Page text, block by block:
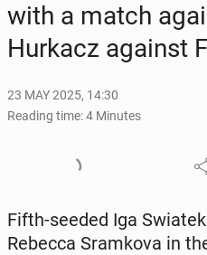
with a match
Hurkacz against
23 MAY 2025, 14:30
Reading time: 4 Minutes
Fifth-seeded Iga
Rebecca Sramko­va in